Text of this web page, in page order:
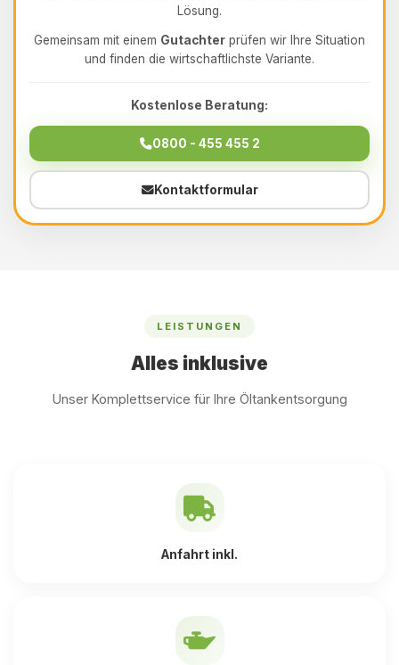
Lösung.
Gemeinsam mit einem Gutachter prüfen wir Ihre Situation
und finden die wirtschaftlichste Variante.
Kostenlose Beratung:
0800 - 455 455 2
Kontaktformular
LEISTUNGEN
Alles inklusive
Unser Komplettservice für Ihre Öltankentsorgung
Anfahrt inkl.